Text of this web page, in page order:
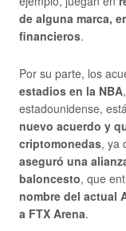
de alguna marca,
financieros.
Por su parte, los
estadios en la NBA
estadounidense,
nuevo acuerdo y
criptomonedas, ya
aseguró una
baloncesto, que
nombre del actual
a FTX Arena.